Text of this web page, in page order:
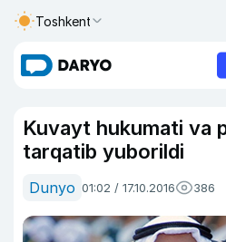
Toshkent
Kuvayt hukumati va
tarqatib yuborildi
Dunyo 01:02 / 17.10.2016 386